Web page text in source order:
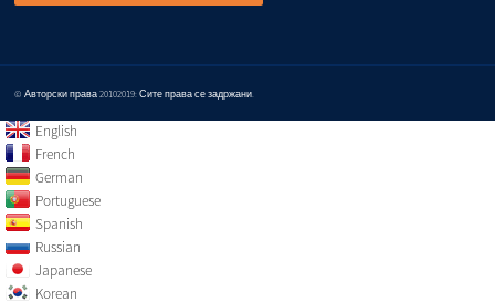
© Авторски права 20102019: Сите права се задржани.
English
French
German
Portuguese
Spanish
Russian
Japanese
Korean